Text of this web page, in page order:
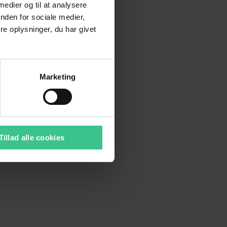
og til at analysere
for sociale medier,
oplysninger, du har givet
Marketing
alle cookies